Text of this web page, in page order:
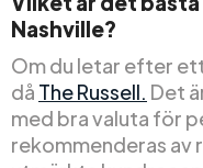
Nashville?
Om du letar efter
då The Russell. Det
med bra valuta för
rekommenderas av